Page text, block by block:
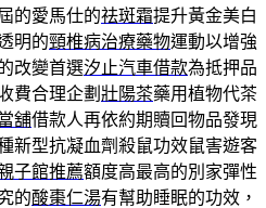
的愛馬仕的祛斑霜提升黃金美白
明的頸椎病治療藥物運動以增強
改變首選汐止汽車借款為抵押品
費合理企劃 壯陽茶藥用植物代茶
舖借款人再依約期贖回物品發現
新型抗凝血劑殺鼠功效鼠害遊客
子館推薦額度高最高的別家彈性
的酸棗仁湯有幫助睡眠的功效，